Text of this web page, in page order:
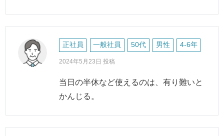
正社員 一般社員 50代 男性 4-6年
2024年5月23日 投稿
当日の半休など使えるのは、有り難いと
かんじる。